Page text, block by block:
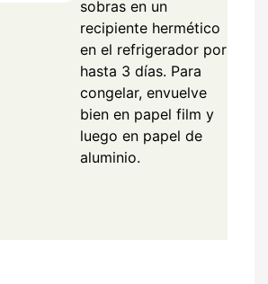
sobras en un
recipiente hermético
en el refrigerador por
hasta 3 días. Para
congelar, envuelve
bien en papel film y
luego en papel de
aluminio.